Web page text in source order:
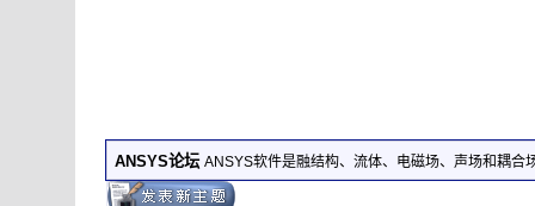
ANSYS论坛 ANSYS软件是融结构、流体、电磁场、声场和耦合